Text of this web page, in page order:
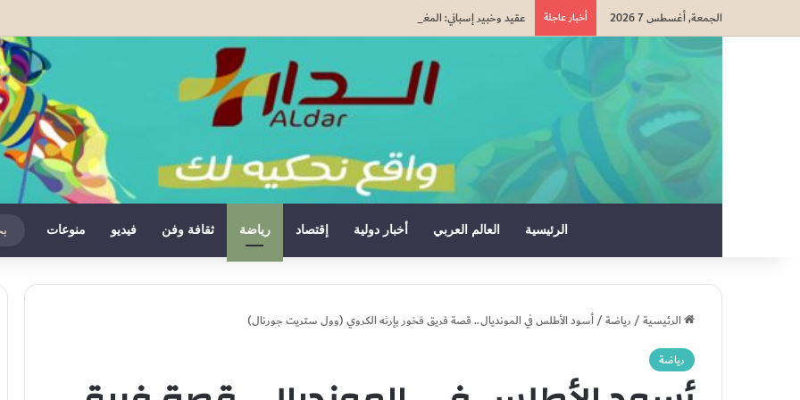
الجمعة, أغسطس 7 2026 أخبار عاجلة عقيد وخبير إسباني: المغرب كسب أقوى حلفائه… وسبتة ومليلية أصبحتا عبئاً على إسبانيا
الرئيسية العالم العربي أخبار دولية إقتصاد رياضة ثقافة وفن فيديو منوعات
الرئيسية/رياضة/أسود الأطلس في المونديال.. قصة فريق فخور بإرثه الكروي (وول ستريت جورنال)
رياضة